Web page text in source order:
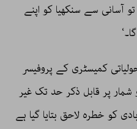
آسانی سے سنکھیا کو اپنے
کمیسٹری کے پروفیسر
و شمار پر قابل ذکر حد تک غیر
کو خطرہ لاحق بتایا گیا ہے